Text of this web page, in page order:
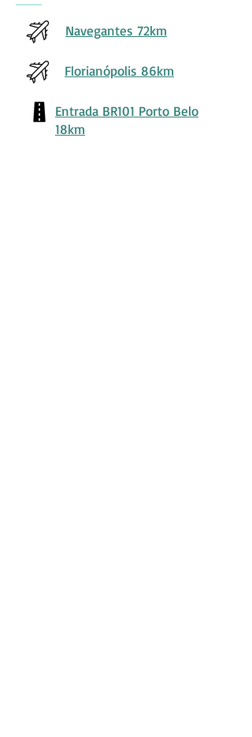
Navegantes 72km
Florianópolis 86km
Entrada BR101 Porto Belo
18km